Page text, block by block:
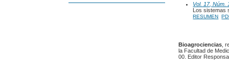
Vol. 17, Núm.
Los sistemas
RESUMEN
Bioagrociencias ,
la Facultad de
00. Editor